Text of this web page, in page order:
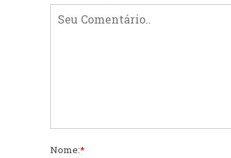
Nome:*